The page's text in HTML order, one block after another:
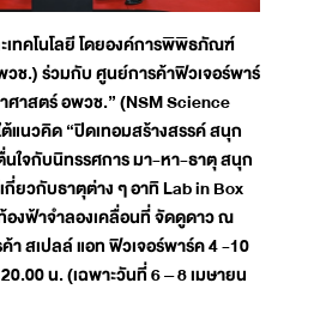
เทคโนโลยี โดยองค์การพิพิธภัณฑ์
ช.) ร่วมกับ ศูนย์การค้าฟิวเจอร์พาร์
าสตร์ อพวช.” (NSM Science
แนวคิด “ปิดเทอมสร้างสรรค์ สนุก
ใจกับนิทรรศการ มา-หา-ธาตุ สนุก
ยวกับธาตุต่าง ๆ อาทิ Lab in Box
องฟ้าจำลองเคลื่อนที่ จัดดูดาว ณ
า สเปลล์ แอท ฟิวเจอร์พาร์ค 4 -10
น. (เฉพาะวันที่ 6 – 8 เมษายน